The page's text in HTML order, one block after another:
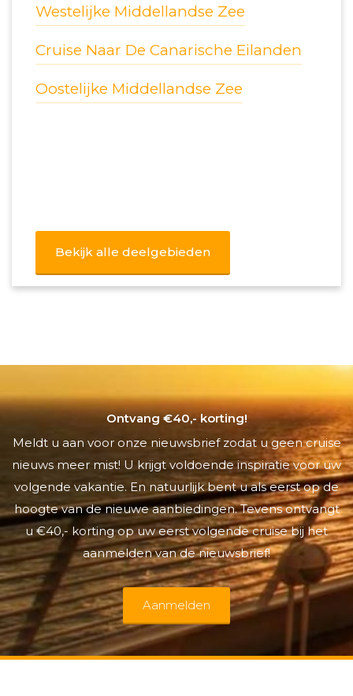
Westelijke Middellandse Zee
Cruise Naar De Canarische Eilanden
Oostelijke Middellandse Zee
Bekijk alle deelgebieden
Ontvang €40,- korting!
Meldt u aan voor onze nieuwsbrief zodat u geen cruise
nieuws meer mist! U krijgt voldoende inspiratie voor uw
volgende vakantie. En natuurlijk bent u als eerst op de
hoogte van de nieuwe aanbiedingen. Tevens ontvangt
u €40,- korting op uw eerst volgende cruise bij het
aanmelden van de nieuwsbrief!
Aanmelden